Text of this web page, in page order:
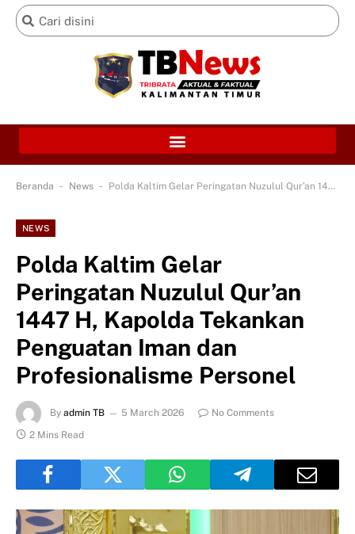
Beranda - News - Polda Kaltim Gelar Peringatan Nuzulul Qur’an 1447 H, Kapolda Tekankan Penguatan Iman dan Profesionalisme Personel
NEWS
Polda Kaltim Gelar
Peringatan Nuzulul Qur’an
1447 H, Kapolda Tekankan
Penguatan Iman dan
Profesionalisme Personel
By admin TB 5 March 2026
No Comments
2 Mins Read